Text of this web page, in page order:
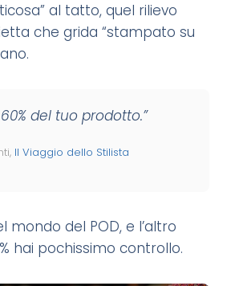
al tatto, quel rilievo
che grida “stampato su
del tuo prodotto.”
Il Viaggio dello Stilista
mondo del POD, e l’altro
hai pochissimo controllo.